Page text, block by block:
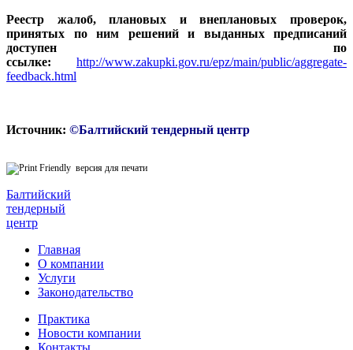
Реестр жалоб, плановых и внеплановых проверок,
принятых по ним решений и выданных предписаний
доступен по
ссылке:
http://www.zakupki.gov.ru/epz/main/public/aggregate-
feedback.html
Источник: ©Балтийский тендерный центр
версия для печати
Балтийский
тендерный
центр
Главная
О компании
Услуги
Законодательство
Практика
Новости компании
Контакты